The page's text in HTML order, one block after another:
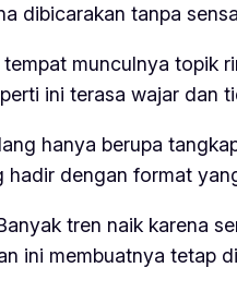
dibicarakan tanpa
munculnya topik
ini terasa wajar dan
hanya berupa
dengan format
tren naik karena
ini membuatnya tetap